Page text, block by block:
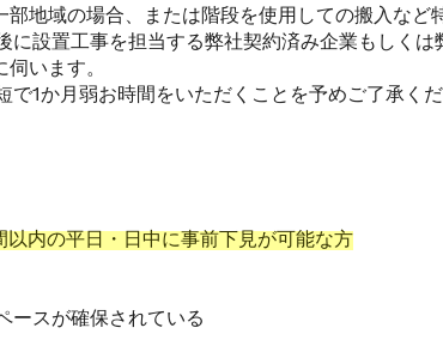
地域の場合、または階段を使用しての搬入など
に設置工事を担当する弊社契約済み企業もしくは
伺います。
1か月弱お時間をいただくことを予めご了承くだ
以内の平日・日中に事前下見が可能な方
ースが確保されている